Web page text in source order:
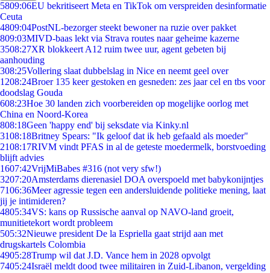
5809:06EU bekritiseert Meta en TikTok om verspreiden desinformatie
Ceuta
4809:04PostNL-bezorger steekt bewoner na ruzie over pakket
809:03MIVD-baas lekt via Strava routes naar geheime kazerne
3508:27XR blokkeert A12 ruim twee uur, agent gebeten bij
aanhouding
308:25Vollering slaat dubbelslag in Nice en neemt geel over
1208:24Broer 135 keer gestoken en gesneden: zes jaar cel en tbs voor
doodslag Gouda
608:23Hoe 30 landen zich voorbereiden op mogelijke oorlog met
China en Noord-Korea
808:18Geen 'happy end' bij seksdate via Kinky.nl
3108:18Britney Spears: "Ik geloof dat ik heb gefaald als moeder"
2108:17RIVM vindt PFAS in al de geteste moedermelk, borstvoeding
blijft advies
1607:42VrijMiBabes #316 (not very sfw!)
3207:20Amsterdams dierenasiel DOA overspoeld met babykonijntjes
7106:36Meer agressie tegen een andersluidende politieke mening, laat
jij je intimideren?
4805:34VS: kans op Russische aanval op NAVO-land groeit,
munitietekort wordt probleem
505:32Nieuwe president De la Espriella gaat strijd aan met
drugskartels Colombia
4905:28Trump wil dat J.D. Vance hem in 2028 opvolgt
7405:24Israël meldt dood twee militairen in Zuid-Libanon, vergelding